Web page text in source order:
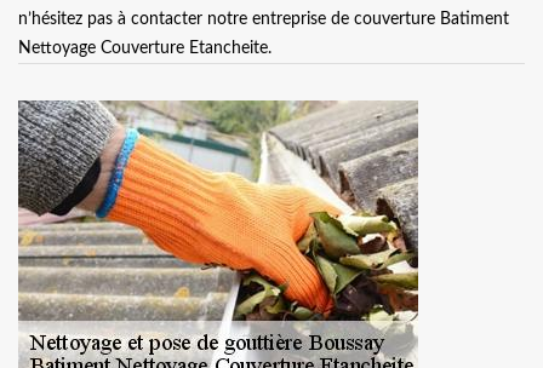
n’hésitez pas à contacter notre entreprise de couverture Batiment
Nettoyage Couverture Etancheite.